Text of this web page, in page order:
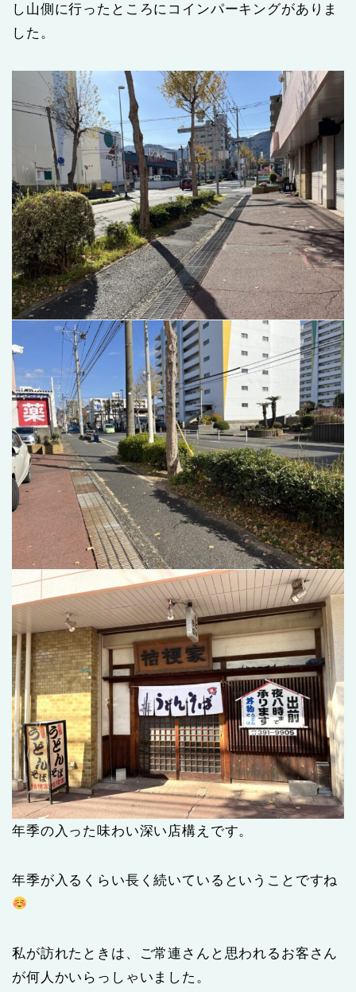
し山側に行ったところにコインパーキングがありま
した。
年季の入った味わい深い店構えです。
年季が入るくらい長く続いているということですね
私が訪れたときは、ご常連さんと思われるお客さん
が何人かいらっしゃいました。